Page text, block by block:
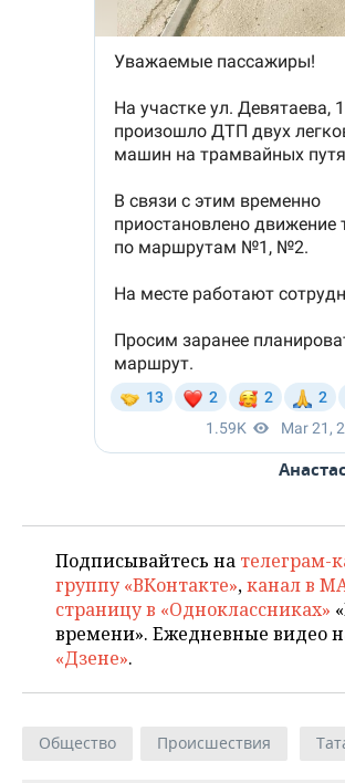
Подписывайтесь на телеграм-
группу «ВКонтакте»,канал в
страницу в «Одноклассниках»
времени». Ежедневные видео
«Дзене».
Общество Происшествия